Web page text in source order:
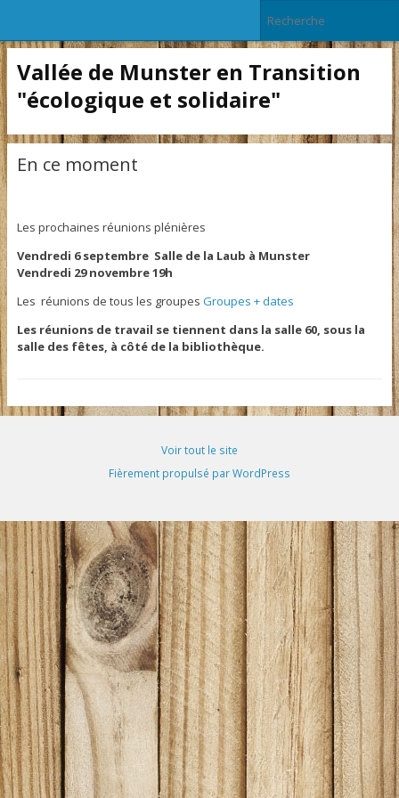
Vallée de Munster en Transition
"écologique et solidaire"
En ce moment
Les prochaines réunions plénières
Vendredi 6 septembre Salle de la Laub à Munster
Vendredi 29 novembre 19h
Les réunions de tous les groupes Groupes + dates
Les réunions de travail se tiennent dans la salle 60, sous la
salle des fêtes, à côté de la bibliothèque.
Voir tout le site
Fièrement propulsé par WordPress